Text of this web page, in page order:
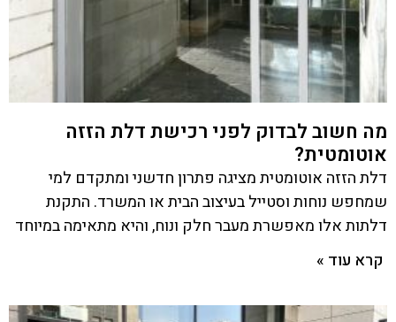
מה חשוב לבדוק לפני רכישת דלת הזזה
אוטומטית?
דלת הזזה אוטומטית מציגה פתרון חדשני ומתקדם למי
שמחפש נוחות וסטייל בעיצוב הבית או המשרד. התקנת
דלתות אלו מאפשרת מעבר חלק ונוח, והיא מתאימה במיוחד
קרא עוד »